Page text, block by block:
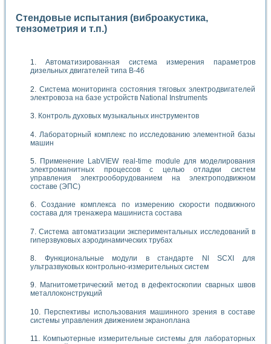
Стендовые испытания (виброакустика,
тензометрия и т.п.)
Автоматизированная система измерения параметров
дизельных двигателей типа В-46
Система мониторинга состояния тяговых электродвигателей
электровоза на базе устройств National Instruments
Контроль духовых музыкальных инструментов
Лабораторный комплекс по исследованию элементной базы
машин
Применение LabVIEW real-time module для моделирования
электромагнитных процессов с целью отладки систем
управления электрооборудованием на электроподвижном
составе (ЭПС)
Создание комплекса по измерению скорости подвижного
состава для тренажера машиниста состава
Система автоматизации экспериментальных исследований в
гиперзвуковых аэродинамических трубах
Функциональные модули в стандарте Nl SCXI для
ультразвуковых контрольно-измерительных систем
Магнитометрический метод в дефектоскопии сварных швов
металлоконструкций
Перспективы использования машинного зрения в составе
системы управления движением экраноплана
Компьютерные измерительные системы для лабораторных